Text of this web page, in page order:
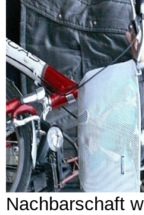
Nachbarschaft